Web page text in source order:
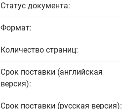
Статус документа:
Формат:
Количество страниц:
Срок поставки (английская
версия):
Срок поставки (русская версия):